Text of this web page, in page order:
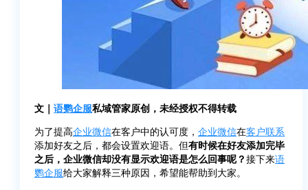
文｜ 语鹦企服私域管家原创，未经授权不得转载
为了提高企业微信在客户中的认可度， 企业微信在客户联系
添加好友之后，都会设置欢迎语。但有时候在好友添加完毕
之后，企业微信却没有显示欢迎语是怎么回事呢？接下来语
鹦企服给大家解释三种原因，希望能帮助到大家。